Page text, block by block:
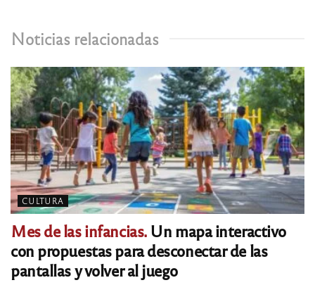
Noticias relacionadas
CULTURA
Mes de las infancias.Un mapa interactivo
con propuestas para desconectar de las
pantallas y volver al juego